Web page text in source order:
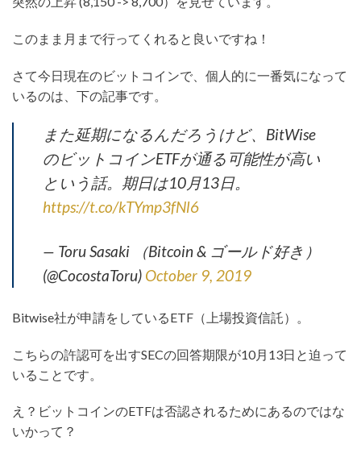
このまま月まで行ってくれると良いですね！
さて今日現在のビットコインで、個人的に一番気になって
いるのは、下の記事です。
また延期になるんだろうけど、BitWise
のビットコインETFが通る可能性が高い
という話。期日は10月13日。
https://t.co/kTYmp3fNl6
— Toru Sasaki （Bitcoin & ゴールド好き）
(@CocostaToru) October 9, 2019
Bitwise社が申請をしているETF（上場投資信託）。
こちらの許認可を出すSECの回答期限が10月13日と迫って
いることです。
え？ビットコインのETFは否認されるためにあるのではな
いかって？